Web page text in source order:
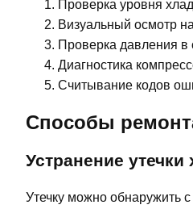
Проверка уровня
Визуальный осмотр
Проверка давления в
Диагностика
Считывание кодов
Способы
Устранение утечки
Утечку можно обнаружить